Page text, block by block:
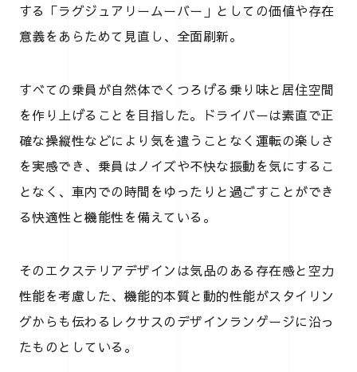
する「ラグジュアリームーバー」としての価値や存在
意義をあらためて見直し、全面刷新。
すべての乗員が自然体でくつろげる乗り味と居住空間
を作り上げることを目指した。ドライバーは素直で正
確な操縦性などにより気を遣うことなく運転の楽しさ
を実感でき、乗員はノイズや不快な振動を気にするこ
となく、車内での時間をゆったりと過ごすことができ
る快適性と機能性を備えている。
そのエクステリアデザインは気品のある存在感と空力
性能を考慮した、機能的本質と動的性能がスタイリン
グからも伝わるレクサスのデザインランゲージに沿っ
たものとしている。